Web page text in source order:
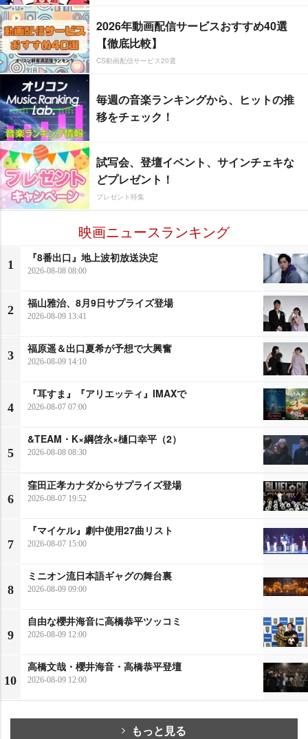
2026年動画配信サービスおすすめ40選
【徹底比較】
CS動画配信サービス20選
毎週の音楽ランキングから、ヒットの推
移をチェック！
試写会、登壇イベント、サインチェキな
どプレゼント！
プレゼント特集
映画ニュースランキング
1
『8番出口』地上波初放送決定
2026-08-08 08:00
2
福山雅治、8月9日サプライズ登場
2026-08-09 13:41
3
福原遥＆出口夏希が予想で大興奮
2026-08-09 14:10
4
『耳すま』『アリエッティ』IMAXで
2026-08-07 07:00
5
&TEAM・K×綱啓永×樋口幸平（2）
2026-08-08 08:30
6
窪田正孝カナダからサプライズ登場
2026-08-07 19:52
7
『マイケル』劇中使用27曲リスト
2026-08-07 15:00
8
ミニオン流日本語ギャグの舞台裏
2026-08-09 09:00
9
自由な櫻井海音に高橋恭平ツッコミ
2026-08-09 12:00
10
高橋文哉・櫻井海音・高橋恭平登壇
2026-08-09 12:00
もっと見る